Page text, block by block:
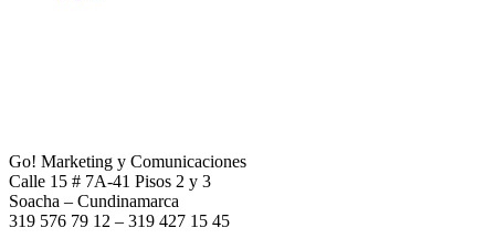
Go! Marketing y Comunicaciones
Calle 15 # 7A-41 Pisos 2 y 3
Soacha – Cundinamarca
319 576 79 12 – 319 427 15 45